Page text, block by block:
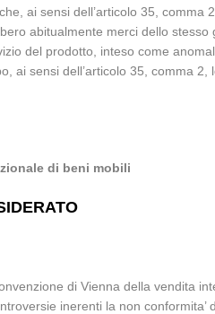
ai sensi dell’articolo 35,
abitualmente merci dello
del prodotto, inteso come
sensi dell’articolo 35, comma 2,
di beni mobili
di Vienna della vendita
inerenti la non